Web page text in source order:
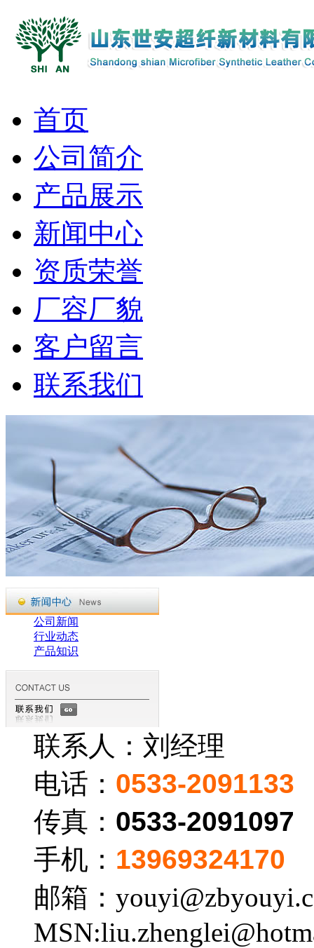
首页
公司简介
产品展示
新闻中心
资质荣誉
厂容厂貌
客户留言
联系我们
公司新闻
行业动态
产品知识
联系人：刘经理
电话： 0533-2091133
传真： 0533-2091097
手机： 13969324170
邮箱：